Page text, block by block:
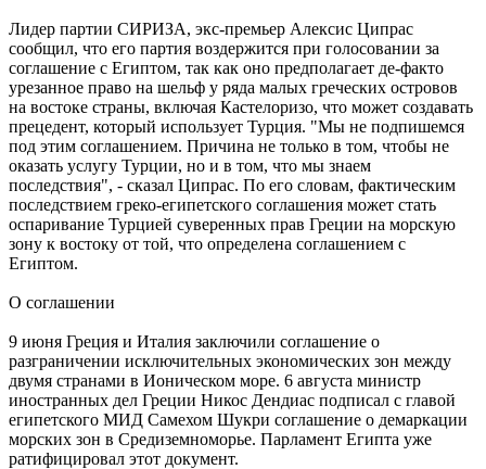
Лидер партии СИРИЗА, экс-премьер Алексис Ципрас
сообщил, что его партия воздержится при голосовании за
соглашение с Египтом, так как оно предполагает де-факто
урезанное право на шельф у ряда малых греческих островов
на востоке страны, включая Кастелоризо, что может создавать
прецедент, который использует Турция. "Мы не подпишемся
под этим соглашением. Причина не только в том, чтобы не
оказать услугу Турции, но и в том, что мы знаем
последствия", - сказал Ципрас. По его словам, фактическим
последствием греко-египетского соглашения может стать
оспаривание Турцией суверенных прав Греции на морскую
зону к востоку от той, что определена соглашением с
Египтом.
О соглашении
9 июня Греция и Италия заключили соглашение о
разграничении исключительных экономических зон между
двумя странами в Ионическом море. 6 августа министр
иностранных дел Греции Никос Дендиас подписал с главой
египетского МИД Самехом Шукри соглашение о демаркации
морских зон в Средиземноморье. Парламент Египта уже
ратифицировал этот документ.